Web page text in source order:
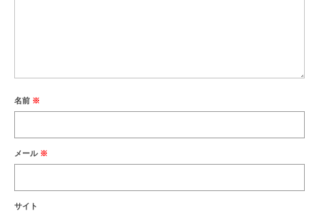
名前 ※
メール ※
サイト